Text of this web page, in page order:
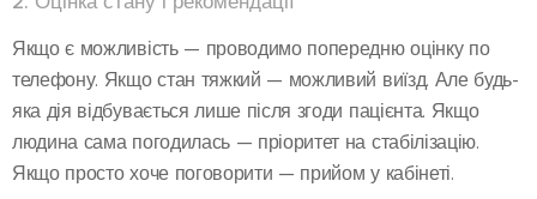
Якщо є можливість — проводимо попередню оцінку по
телефону. Якщо стан тяжкий — можливий виїзд. Але будь-
яка дія відбувається лише після згоди пацієнта. Якщо
людина сама погодилась — пріоритет на стабілізацію.
Якщо просто хоче поговорити — прийом у кабінеті.